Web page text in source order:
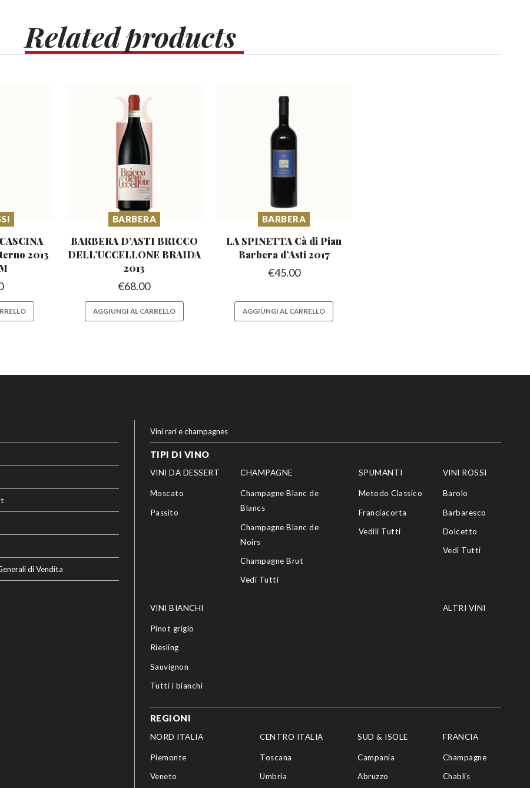
Relatedproducts
2013
BARBERA
BARBERA D’ASTI BRICCO
DELL’UCCELLONE BRAIDA
2013
€68.00
AGGIUNGI AL CARRELLO
BARBERA
LA SPINETTA Cà di Pian
Barbera d’Asti 2017
€45.00
AGGIUNGI AL CARRELLO
di Vendita
Vini rari e champagnes
TIPI DI VINO
VINI DA DESSERT
Moscato
Passito
CHAMPAGNE
Champagne Blanc de
Blancs
Champagne Blanc de
Noirs
Champagne Brut
Vedi Tutti
SPUMANTI
Metodo Classico
Franciacorta
Vedili Tutti
VINI ROSSI
Barolo
Barbaresco
Dolcetto
Vedi Tutti
VINI BIANCHI
Pinot grigio
Riesling
Sauvignon
Tutti i bianchi
ALTRI VINI
REGIONI
NORD ITALIA
Piemonte
Veneto
CENTRO ITALIA
Toscana
Umbria
SUD & ISOLE
Campania
Abruzzo
FRANCIA
Champagne
Chablis